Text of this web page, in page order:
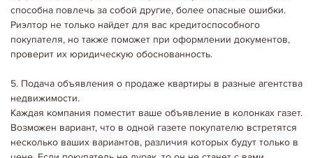
способна повлечь за собой другие, более опасные ошибки.
Риэлтор не только найдет для вас кредитоспособного
покупателя, но также поможет при оформлении документов,
проверит их юридическую обоснованность.
5. Подача объявления о продаже квартиры в разные агентства
недвижимости.
Каждая компания поместит ваше объявление в колонках газет.
Возможен вариант, что в одной газете покупателю встретятся
несколько ваших вариантов, различия которых будут только в
КУПИТЬ КВАРТИРУ НА ПЕРВОМ ЭТАЖЕ. КАКИЕ ПЛЮСЫ
что первые этажи не пользуются у потенциальных покупателей
повышенным спросом. Поэтому-то, и цена ниже. Как правило,
квартиры, расположенные на первых этажах…
Детальніше...